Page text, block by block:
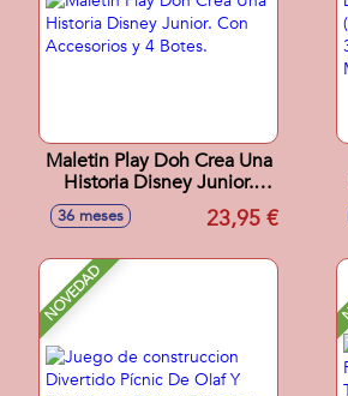
Maletin Play Doh Crea Una
Historia Disney Junior.
Con Accesorios y 4 Botes.
36 meses 23,95 €
NOVEDAD